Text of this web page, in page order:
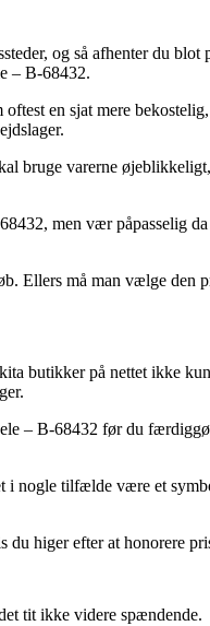
og så afhenter du blot
– B-68432.
en sjat mere
varerne
men vær påpasselig
Ellers må man vælge
butikker på nettet ikke
– B-68432 før du
i nogle tilfælde være et
higer efter at honorere
tit ikke videre spændende.